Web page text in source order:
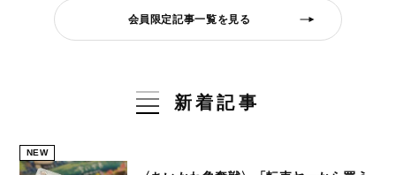
会員限定記事一覧を見る
新着記事
NEW